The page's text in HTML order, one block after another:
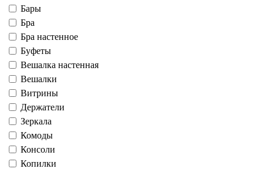
Бары
Бра
Бра настенное
Буфеты
Вешалка настенная
Вешалки
Витрины
Держатели
Зеркала
Комоды
Консоли
Копилки